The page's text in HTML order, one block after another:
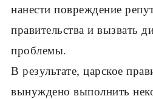
нанести повреждение
правительства и вызвать
проблемы.
В результате, царское
вынуждено выполнить